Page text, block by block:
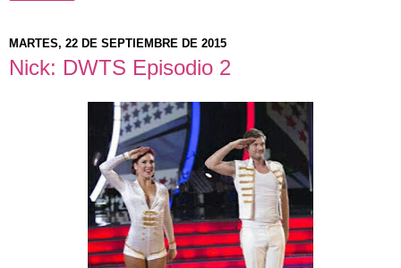
MARTES, 22 DE SEPTIEMBRE DE 2015
Nick: DWTS Episodio 2